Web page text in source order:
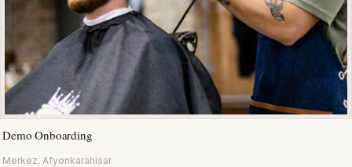
Demo Onboarding
Merkez, Afyonkarahisar